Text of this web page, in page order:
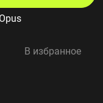
В избранное